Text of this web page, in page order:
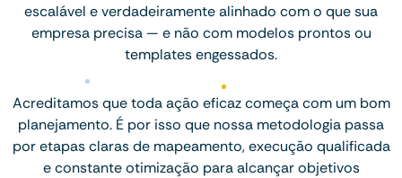
escalável e verdadeiramente alinhado com o que sua
empresa precisa — e não com modelos prontos ou
templates engessados.
Acreditamos que toda ação eficaz começa com um bom
planejamento. É por isso que nossa metodologia passa
por etapas claras de mapeamento, execução qualificada
e constante otimização para alcançar objetivos